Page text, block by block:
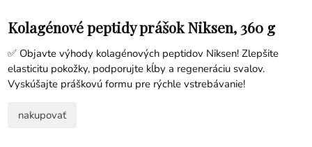
Kolagénové peptidy prášok Niksen, 360 g
✅ Objavte výhody kolagénových peptidov Niksen! Zlepšite
elasticitu pokožky, podporujte kĺby a regeneráciu svalov.
Vyskúšajte práškovú formu pre rýchle vstrebávanie!
nakupovať